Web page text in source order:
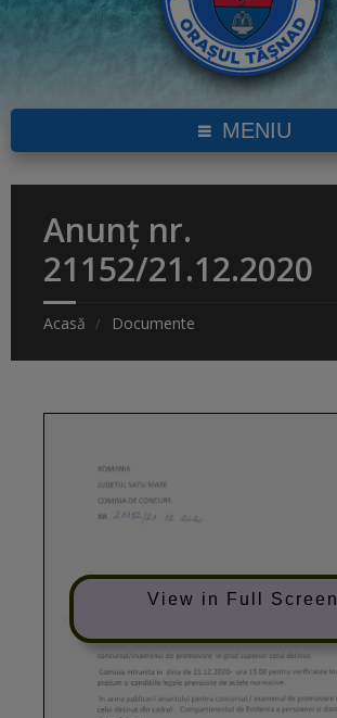
MENIU
Anunț nr.
21152/21.12.2020
Acasă Documente
View in Full Screen